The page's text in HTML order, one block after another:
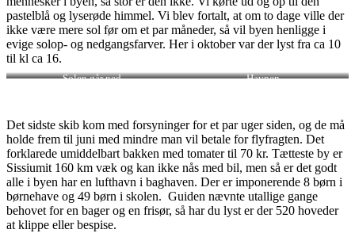
pastelblå og lyserøde himmel. Vi blev fortalt, at om to dage ville der
ikke være mere sol før om et par måneder, så vil byen henligge i
evige solop- og nedgangsfarver. Her i oktober var der lyst fra ca 10
til kl ca 16.
Solen går ned Havnen
Det sidste skib kom med forsyninger for et par uger siden, og de må
holde frem til juni med mindre man vil betale for flyfragten. Det
forklarede umiddelbart bakken med tomater til 70 kr. Tætteste by er
Sissiumit 160 km væk og kan ikke nås med bil, men så er det godt
alle i byen har en lufthavn i baghaven. Der er imponerende 8 børn i
børnehave og 49 børn i skolen. Guiden nævnte utallige gange
behovet for en bager og en frisør, så har du lyst er der 520 hoveder
at klippe eller bespise.